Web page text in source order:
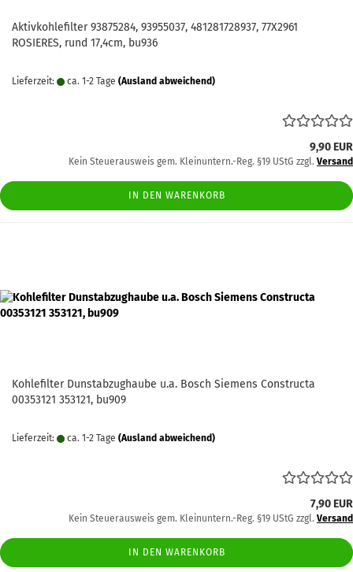
Aktivkohlefilter 93875284, 93955037, 481281728937, 77X2961
ROSIERES, rund 17,4cm, bu936
Lieferzeit: ca. 1-2 Tage (Ausland abweichend)
9,90 EUR
Kein Steuerausweis gem. Kleinuntern.-Reg. §19 UStG zzgl. Versand
IN DEN WARENKORB
Kohlefilter Dunstabzughaube u.a. Bosch Siemens Constructa
00353121 353121, bu909
Lieferzeit: ca. 1-2 Tage (Ausland abweichend)
7,90 EUR
Kein Steuerausweis gem. Kleinuntern.-Reg. §19 UStG zzgl. Versand
IN DEN WARENKORB